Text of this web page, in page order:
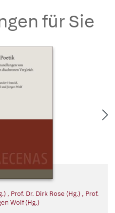
für Sie
, Prof. Dr. Dirk Rose (Hg.) , Prof.
Wolf (Hg.)